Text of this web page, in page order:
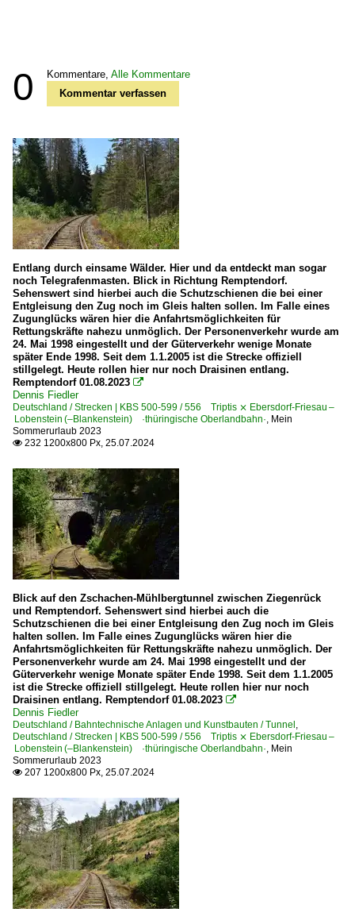
0 Kommentare, Alle Kommentare
Kommentar verfassen
Entlang durch einsame Wälder. Hier und da entdeckt man sogar
noch Telegrafenmasten. Blick in Richtung Remptendorf.
Sehenswert sind hierbei auch die Schutzschienen die bei einer
Entgleisung den Zug noch im Gleis halten sollen. Im Falle eines
Zugunglücks wären hier die Anfahrtsmöglichkeiten für
Rettungskräfte nahezu unmöglich. Der Personenverkehr wurde am
24. Mai 1998 eingestellt und der Güterverkehr wenige Monate
später Ende 1998. Seit dem 1.1.2005 ist die Strecke offiziell
stillgelegt. Heute rollen hier nur noch Draisinen entlang.
Remptendorf 01.08.2023 
Dennis Fiedler
Deutschland / Strecken | KBS 500-599 / 556 Triptis ⨯ Ebersdorf-Friesau –
Lobenstein (–Blankenstein) ·thüringische Oberlandbahn·, Mein
Sommerurlaub 2023
 232 1200x800 Px, 25.07.2024
Blick auf den Zschachen-Mühlbergtunnel zwischen Ziegenrück
und Remptendorf. Sehenswert sind hierbei auch die
Schutzschienen die bei einer Entgleisung den Zug noch im Gleis
halten sollen. Im Falle eines Zugunglücks wären hier die
Anfahrtsmöglichkeiten für Rettungskräfte nahezu unmöglich. Der
Personenverkehr wurde am 24. Mai 1998 eingestellt und der
Güterverkehr wenige Monate später Ende 1998. Seit dem 1.1.2005
ist die Strecke offiziell stillgelegt. Heute rollen hier nur noch
Draisinen entlang. Remptendorf 01.08.2023 
Dennis Fiedler
Deutschland / Bahntechnische Anlagen und Kunstbauten / Tunnel,
Deutschland / Strecken | KBS 500-599 / 556 Triptis ⨯ Ebersdorf-Friesau –
Lobenstein (–Blankenstein) ·thüringische Oberlandbahn·, Mein
Sommerurlaub 2023
 207 1200x800 Px, 25.07.2024